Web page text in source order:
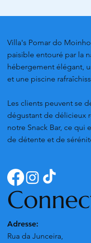
Villa's Pomar do
paisible entouré par la
hébergement élégant,
et une piscine
Les clients peuvent se
dégustant de délicieux
notre Snack Bar, ce qui
de détente et de
Adresse:
Rua da Junceira,